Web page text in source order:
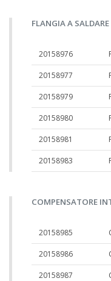
FLANGIA A SALDARE
20158976
20158977
20158979
20158980
20158981
20158983
COMPENSATORE
20158985
20158986
20158987